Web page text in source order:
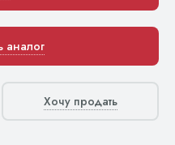
аналог
Хочу продать